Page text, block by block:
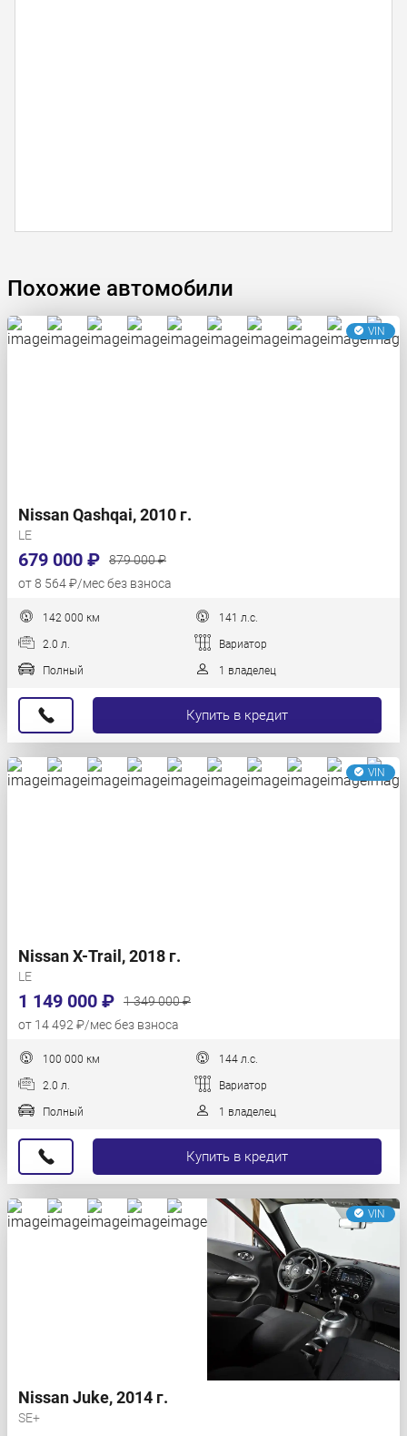
Похожие автомобили
VIN
Nissan Qashqai, 2010 г.
LE
679 000 ₽
879 000 ₽
от 8 564 ₽/мес без взноса
142 000 км 141 л.с.
2.0 л. Вариатор
Полный 1 владелец
Купить в кредит
VIN
Nissan X-Trail, 2018 г.
LE
1 149 000 ₽
1 349 000 ₽
от 14 492 ₽/мес без взноса
100 000 км 144 л.с.
2.0 л. Вариатор
Полный 1 владелец
Купить в кредит
VIN
Nissan Juke, 2014 г.
SE+